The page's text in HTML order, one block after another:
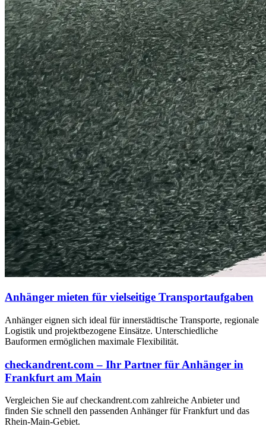
Anhänger mieten für vielseitige Transportaufgaben
Anhänger eignen sich ideal für innerstädtische Transporte, regionale
Logistik und projektbezogene Einsätze. Unterschiedliche
Bauformen ermöglichen maximale Flexibilität.
checkandrent.com – Ihr Partner für Anhänger in
Frankfurt am Main
Vergleichen Sie auf checkandrent.com zahlreiche Anbieter und
finden Sie schnell den passenden Anhänger für Frankfurt und das
Rhein-Main-Gebiet.